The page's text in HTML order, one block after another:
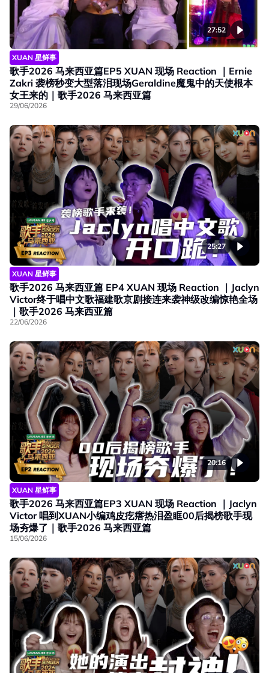
27:52
XUAN 星鲜事
歌手2026 马来西亚篇EP5 XUAN 现场 Reaction ｜Ernie
Zakri 袭榜秒变大型落泪现场Geraldine魔鬼中的天使根本
女王来的｜歌手2026 马来西亚篇
29/06/2026
25:27
XUAN 星鲜事
歌手2026 马来西亚篇 EP4 XUAN 现场 Reaction ｜Jaclyn
Victor终于唱中文歌福建歌京剧接连来袭神级改编惊艳全场
｜歌手2026 马来西亚篇
22/06/2026
20:16
XUAN 星鲜事
歌手2026 马来西亚篇EP3 XUAN 现场 Reaction ｜Jaclyn
Victor 唱到XUAN小编鸡皮疙瘩热泪盈眶00后揭榜歌手现
场夯爆了｜歌手2026 马来西亚篇
15/06/2026